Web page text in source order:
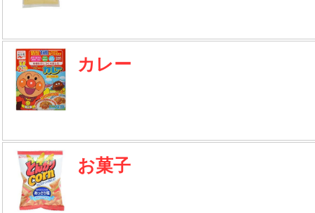
カレー
お菓子